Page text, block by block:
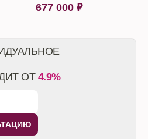
677 000 ₽
ОТ 4.9%